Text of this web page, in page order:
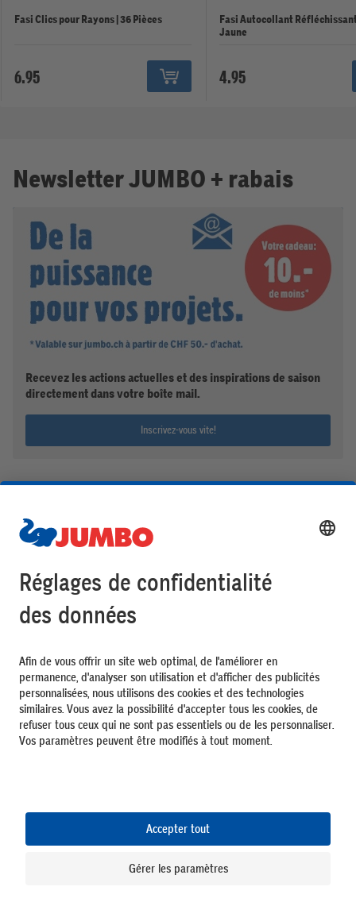
Fasi Clics pour Rayons | 36 Pièces
6.95
Fasi Autocollant
Jaune
4.95
Newsletter JUMBO + rabais
Recevez les actions actuelles et des inspirations de saison
directement dans votre boîte mail.
Inscrivez-vous vite!
Achats
Top Services
L'univers JUMBO
Moyens de paiement
Nos avantages
Suivez-nous
Protection des données